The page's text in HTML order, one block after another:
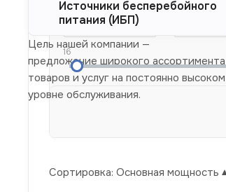
16
Сортировка: Основная мощность
Источники бесперебойного
питания (ИБП)
Цель нашей компании —
предложение широкого ассортимента
товаров и услуг на постоянно высоком
уровне обслуживания.